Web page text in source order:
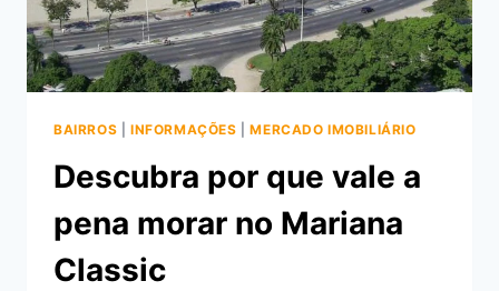
BAIRROS INFORMAÇÕES |MERCADO IMOBILIÁRIO
Descubra por que vale a
pena morar no Mariana
Classic